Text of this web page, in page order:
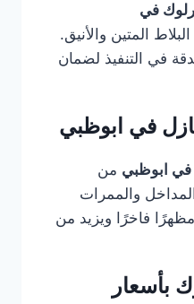
في
المتين والأنيق.
في التنفيذ لضمان
في ابوظبي
في ابوظبي من
والممرات
فاخرًا ويزيد من
بأسعار